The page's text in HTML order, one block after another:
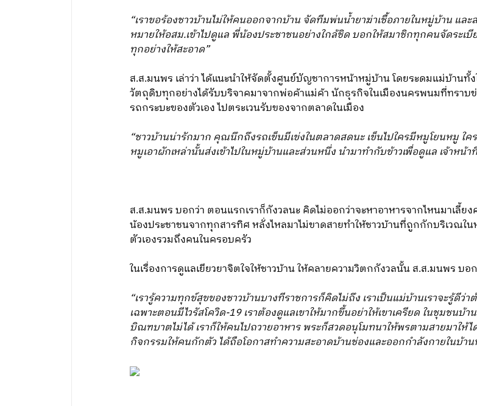
“เราขอร้องชาวบ้านไม่ให้คนออกจากบ้าน จัดทีมพ่นน้ำยาฆ่าเชื้อภายในหมู่บ้าน แ
หมายให้อสม.เข้าไปดูแล พี่น้องประชาชนอย่างใกล้ชิด บอกให้สมาชิกทุกคนจัดระเบี
ทุกอย่างให้สะอาด”
ส.ส.มนพร เล่าว่า ได้แนะนำให้จัดตั้งศูนย์บัญชาการหน้าหมู่บ้าน โดยระดมแม่บ้าน
วัตถุดิบทุกอย่างได้รับบริจาคมาจากพ่อค้าแม่ค้า นักธุรกิจในเมืองนครพนมที่ทราบ
รถกระบะของตัวเอง ไปตระเวนรับของจากตลาดในเมือง
“ชาวบ้านน่ารักมาก คุณนึกถึงรถเข็นมีเข่งในตลาดสดนะ เข็นไปใครมีหมูโยนหมู ใคร
หมูเอาผักเหล่านั้นส่งเข้าไปในหมู่บ้านและส่วนหนึ่ง นำมาทำกับข้าวเพื่อดูแล เจ้าห
ส.ส.มนพร บอกว่า ตอนแรกเราก็กังวลนะ คิดไม่ออกว่าจะหาอาหารจากไหนมาเลี้ย
น้องประชาชนจากทุกสารทิศ หลั่งไหลมาไม่ขาดสายทำให้ชาวบ้านที่ถูกกักบริเวณใ
ตัวเองรวมถึงคนในครอบครัว
ในเรื่องการดูแลเยียวยาจิตใจให้ชาวบ้าน ให้คลายความวิตกกังวลนั้น ส.ส.มนพร บอ
“เรารู้ความทุกข์สุขของชาวบ้านบางทีราชการก็คิดไม่ถึง เราเป็นแม่บ้านเราจะรู้ดีว่
เฉพาะตอนมีไวรัสโควิด-19 เราต้องดูแลเขาให้มากขึ้นอย่าให้เขาเครียด ในชุมชน
บิณฑบาตไม่ได้ เราก็ให้คนไปถวายอาหาร พระก็สวดอนุโมทนาให้พรตามสายมาใ
กิจกรรมให้คนกักตัว ได้ถือโอกาสทำความสะอาดบ้านช่องและออกกำลังกายในบ้า